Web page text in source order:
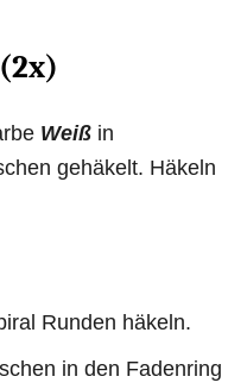
Weiß in
gehäkelt. Häkeln
Runden häkeln.
in den Fadenring